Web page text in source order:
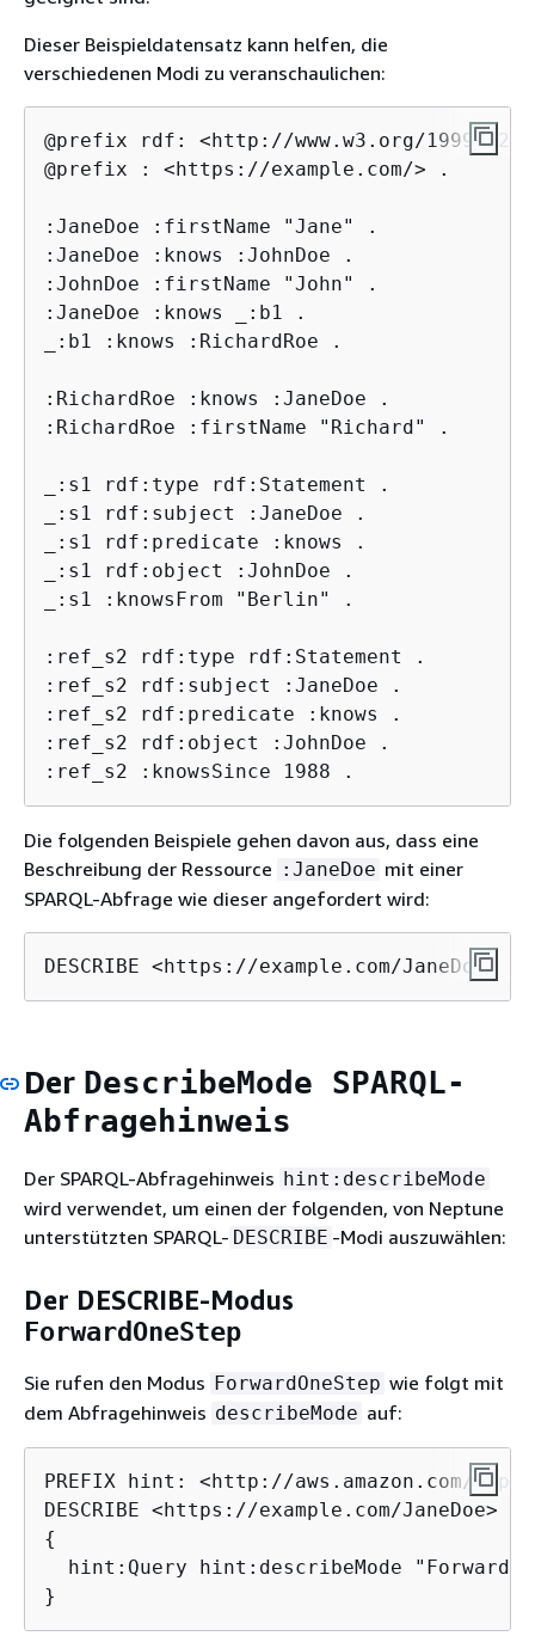
Dieser Beispieldatensatz kann helfen, die
verschiedenen Modi zu veranschaulichen:
@prefix rdf: <http://www.w3.org/1999/02/
@prefix : <https://example.com/> .
:JaneDoe :firstName "Jane" .
:JaneDoe :knows :JohnDoe .
:JohnDoe :firstName "John" .
:JaneDoe :knows _:b1 .
_:b1 :knows :RichardRoe .
:RichardRoe :knows :JaneDoe .
:RichardRoe :firstName "Richard" .
_:s1 rdf:type rdf:Statement .
_:s1 rdf:subject :JaneDoe .
_:s1 rdf:predicate :knows .
_:s1 rdf:object :JohnDoe .
_:s1 :knowsFrom "Berlin" .
:ref_s2 rdf:type rdf:Statement .
:ref_s2 rdf:subject :JaneDoe .
:ref_s2 rdf:predicate :knows .
:ref_s2 rdf:object :JohnDoe .
:ref_s2 :knowsSince 1988 .
Die folgenden Beispiele gehen davon aus, dass eine
Beschreibung der Ressource :JaneDoe mit einer
SPARQL-Abfrage wie dieser angefordert wird:
DESCRIBE <https://example.com/JaneDoe>
Der DescribeMode SPARQL-
Abfragehinweis
Der SPARQL-Abfragehinweis hint:describeMode
wird verwendet, um einen der folgenden, von Neptune
unterstützten SPARQL- DESCRIBE -Modi auszuwählen:
Der DESCRIBE-Modus
ForwardOneStep
Sie rufen den Modus ForwardOneStep wie folgt mit
dem Abfragehinweis describeMode auf:
PREFIX hint: <http://aws.amazon.com/
{
hint:Query hint:describeMode
}